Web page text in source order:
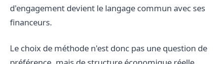
d'engagement devient le langage commun avec ses
financeurs.
Le choix de méthode n'est donc pas une question de